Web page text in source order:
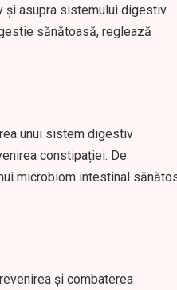
și asupra sistemului digestiv.
sănătoasă, reglează
unui sistem digestiv
constipației. De
microbiom intestinal
și combaterea